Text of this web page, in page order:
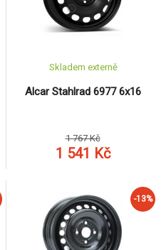
Alcar Stahlrad 6977 6x16
Skladem externě
1 767 Kč
1 541 Kč
-13%